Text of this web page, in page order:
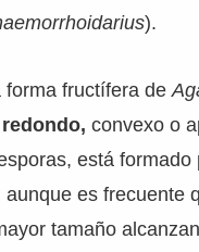
).
forma fructífera de
convexo o
está formado
aunque es frecuente
tamaño